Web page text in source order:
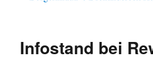
Infostand bei